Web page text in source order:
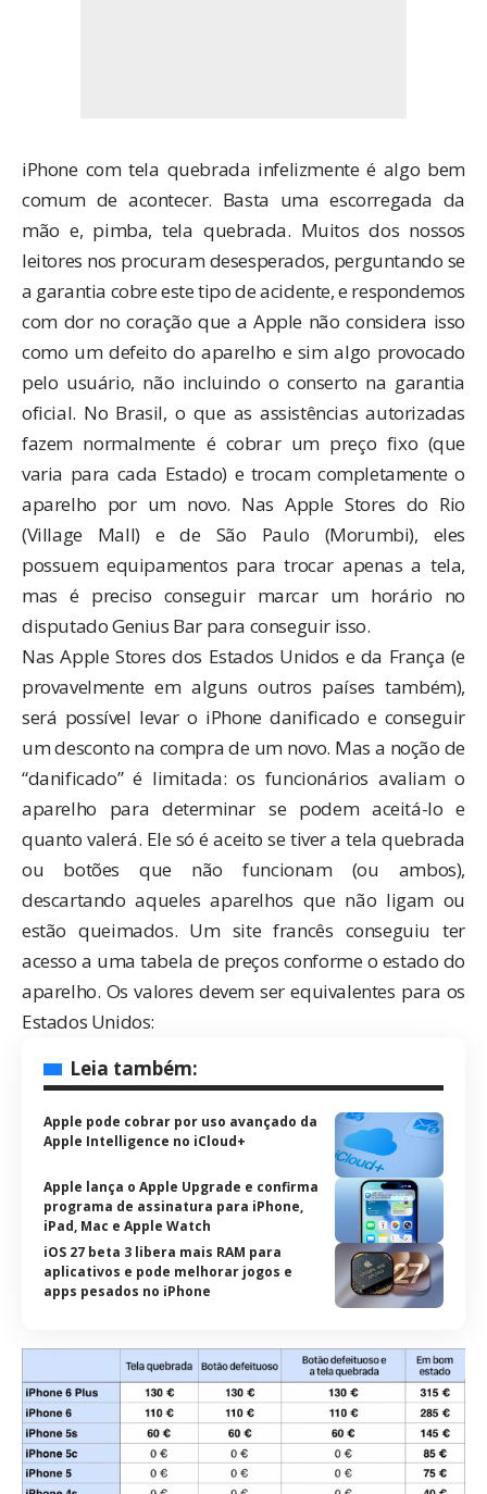
iPhone com tela quebrada infelizmente é algo bem
comum de acontecer. Basta uma escorregada da
mão e, pimba, tela quebrada. Muitos dos nossos
leitores nos procuram desesperados, perguntando se
a garantia cobre este tipo de acidente, e respondemos
com dor no coração que a Apple não considera isso
como um defeito do aparelho e sim algo provocado
pelo usuário, não incluindo o conserto na garantia
oficial. No Brasil, o que as assistências autorizadas
fazem normalmente é cobrar um preço fixo (que
varia para cada Estado) e trocam completamente o
aparelho por um novo. Nas Apple Stores do Rio
(Village Mall) e de São Paulo (Morumbi), eles
possuem equipamentos para trocar apenas a tela,
mas é preciso conseguir marcar um horário no
disputado Genius Bar para conseguir isso.
Nas Apple Stores dos Estados Unidos e da França (e
provavelmente em alguns outros países também),
será possível levar o iPhone danificado e conseguir
um desconto na compra de um novo. Mas a noção de
“danificado” é limitada: os funcionários avaliam o
aparelho para determinar se podem aceitá-lo e
quanto valerá. Ele só é aceito se tiver a tela quebrada
ou botões que não funcionam (ou ambos),
descartando aqueles aparelhos que não ligam ou
estão queimados. Um site francês conseguiu ter
acesso a uma tabela de preços conforme o estado do
aparelho. Os valores devem ser equivalentes para os
Estados Unidos:
Leia também:
Apple pode cobrar por uso avançado da
Apple Intelligence no iCloud+
Apple lança o Apple Upgrade e confirma
programa de assinatura para iPhone,
iPad, Mac e Apple Watch
iOS 27 beta 3 libera mais RAM para
aplicativos e pode melhorar jogos e
apps pesados no iPhone